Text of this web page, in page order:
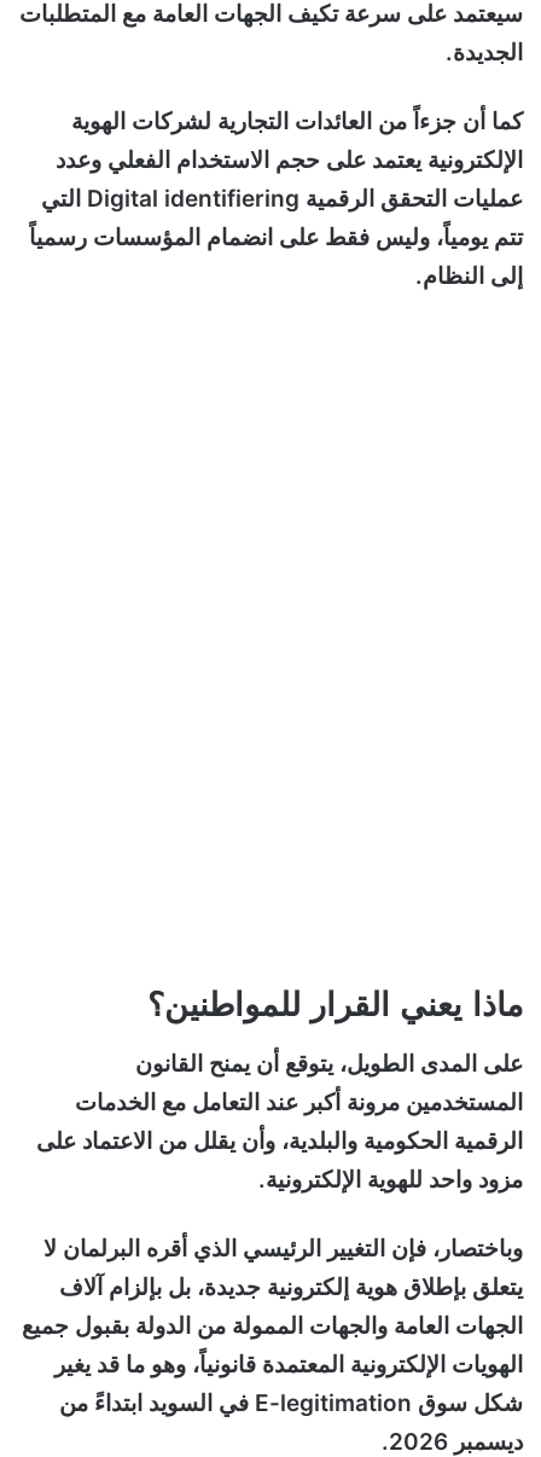
سيعتمد على سرعة تكيف الجهات العامة مع المتطلبات
الجديدة.
كما أن جزءاً من العائدات التجارية لشركات الهوية
الإلكترونية يعتمد على حجم الاستخدام الفعلي وعدد
عمليات التحقق الرقمية Digital identifiering التي
تتم يومياً، وليس فقط على انضمام المؤسسات رسمياً
إلى النظام.
ماذا يعني القرار للمواطنين؟
على المدى الطويل، يتوقع أن يمنح القانون
المستخدمين مرونة أكبر عند التعامل مع الخدمات
الرقمية الحكومية والبلدية، وأن يقلل من الاعتماد على
مزود واحد للهوية الإلكترونية.
وباختصار، فإن التغيير الرئيسي الذي أقره البرلمان لا
يتعلق بإطلاق هوية إلكترونية جديدة، بل بإلزام آلاف
الجهات العامة والجهات الممولة من الدولة بقبول جميع
الهويات الإلكترونية المعتمدة قانونياً، وهو ما قد يغير
شكل سوق E-legitimation في السويد ابتداءً من
ديسمبر 2026.